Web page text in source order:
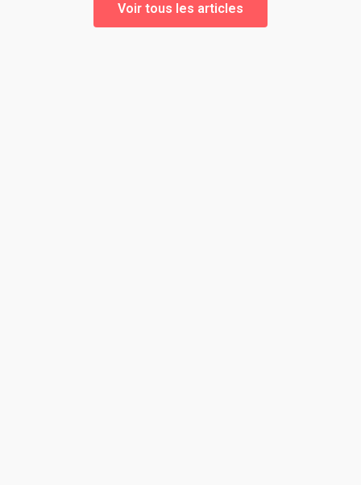
Voir tous les articles